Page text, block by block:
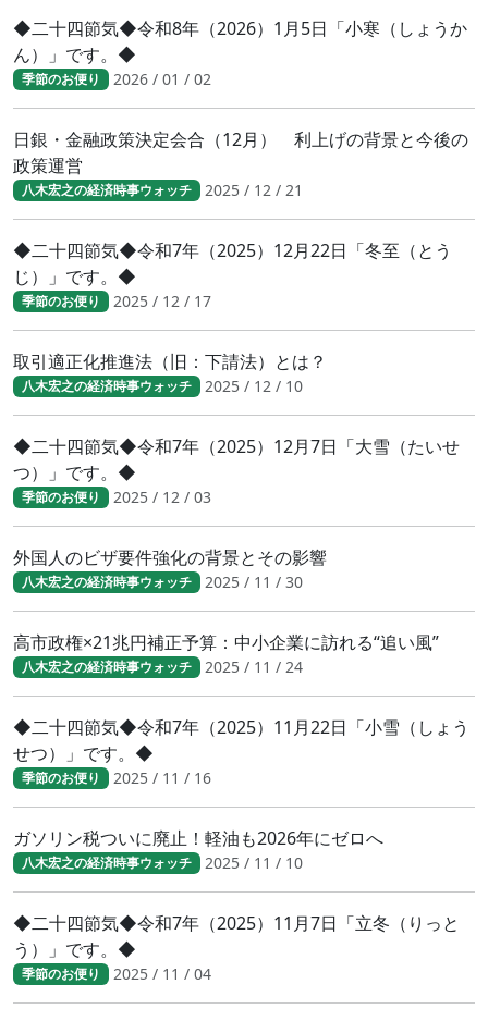
◆二十四節気◆令和8年（2026）1月5日「小寒（しょうか
ん）」です。◆
季節のお便り 2026 / 01 / 02
日銀・金融政策決定会合（12月） 利上げの背景と今後の
政策運営
八木宏之の経済時事ウォッチ 2025 / 12 / 21
◆二十四節気◆令和7年（2025）12月22日「冬至（とう
じ）」です。◆
季節のお便り 2025 / 12 / 17
取引適正化推進法（旧：下請法）とは？
八木宏之の経済時事ウォッチ 2025 / 12 / 10
◆二十四節気◆令和7年（2025）12月7日「大雪（たいせ
つ）」です。◆
季節のお便り 2025 / 12 / 03
外国人のビザ要件強化の背景とその影響
八木宏之の経済時事ウォッチ 2025 / 11 / 30
高市政権×21兆円補正予算：中小企業に訪れる“追い風”
八木宏之の経済時事ウォッチ 2025 / 11 / 24
◆二十四節気◆令和7年（2025）11月22日「小雪（しょう
せつ）」です。◆
季節のお便り 2025 / 11 / 16
ガソリン税ついに廃止！軽油も2026年にゼロへ
八木宏之の経済時事ウォッチ 2025 / 11 / 10
◆二十四節気◆令和7年（2025）11月7日「立冬（りっと
う）」です。◆
季節のお便り 2025 / 11 / 04